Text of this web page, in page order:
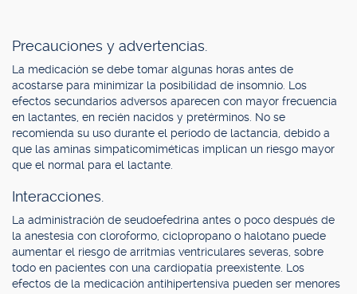
Precauciones y advertencias.
La medicación se debe tomar algunas horas antes de
acostarse para minimizar la posibilidad de insomnio. Los
efectos secundarios adversos aparecen con mayor frecuencia
en lactantes, en recién nacidos y pretérminos. No se
recomienda su uso durante el período de lactancia, debido a
que las aminas simpaticomiméticas implican un riesgo mayor
que el normal para el lactante.
Interacciones.
La administración de seudoefedrina antes o poco después de
la anestesia con cloroformo, ciclopropano o halotano puede
aumentar el riesgo de arritmias ventriculares severas, sobre
todo en pacientes con una cardiopatía preexistente. Los
efectos de la medicación antihipertensiva pueden ser menores